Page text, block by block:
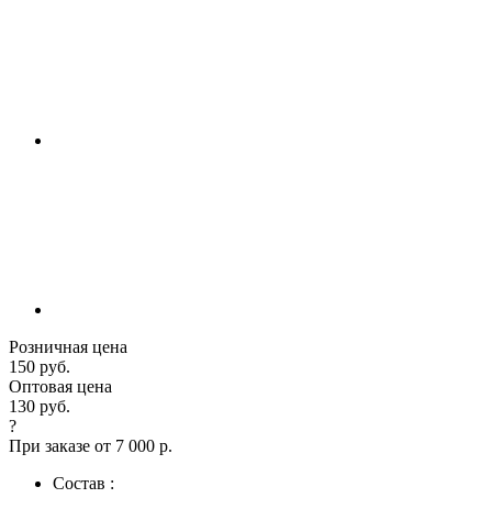
Розничная цена
150 руб.
Оптовая цена
130 руб.
?
При заказе от 7 000 р.
Состав :